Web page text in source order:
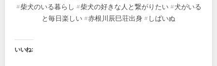
#柴犬のいる暮らし #柴犬の好きな人と繋がりたい #犬がいる
と毎日楽しい #赤根川辰巳荘出身 #しばいぬ
いいね: